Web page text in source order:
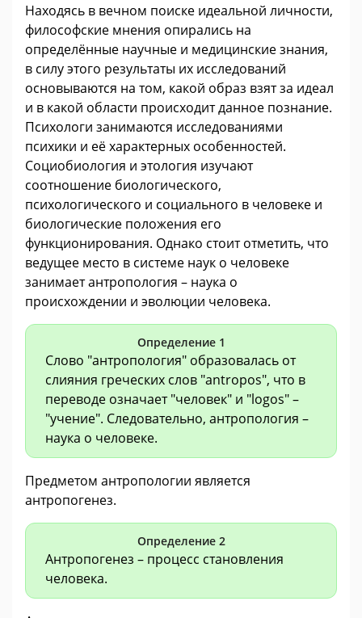
Находясь в вечном поиске идеальной личности,
философские мнения опирались на
определённые научные и медицинские знания,
в силу этого результаты их исследований
основываются на том, какой образ взят за идеал
и в какой области происходит данное познание.
Психологи занимаются исследованиями
психики и её характерных особенностей.
Социобиология и этология изучают
соотношение биологического,
психологического и социального в человеке и
биологические положения его
функционирования. Однако стоит отметить, что
ведущее место в системе наук о человеке
занимает антропология – наука о
происхождении и эволюции человека.
Определение 1
Слово "антропология" образовалась от
слияния греческих слов "antropos", что в
переводе означает "человек" и "logos" –
"учение". Следовательно, антропология –
наука о человеке.
Предметом антропологии является
антропогенез.
Определение 2
Антропогенез – процесс становления
человека.